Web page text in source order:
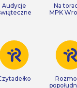
Audycje
Na
MPK